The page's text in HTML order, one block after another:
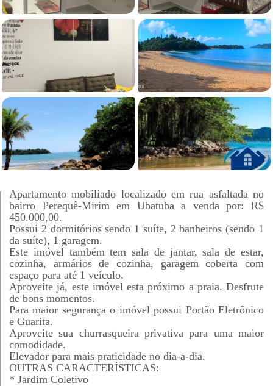
Apartamento mobiliado localizado em rua asfaltada no
bairro Perequê-Mirim em Ubatuba a venda por: R$
450.000,00.
Possui 2 dormitórios sendo 1 suíte, 2 banheiros (sendo 1
da suíte), 1 garagem.
Este imóvel também tem sala de jantar, sala de estar,
cozinha, armários de cozinha, garagem coberta com
espaço para até 1 veículo.
Aproveite já, este imóvel esta próximo a praia. Desfrute
de bons momentos.
Para maior segurança o imóvel possui Portão Eletrônico
e Guarita.
Aproveite sua churrasqueira privativa para uma maior
comodidade.
Elevador para mais praticidade no dia-a-dia.
OUTRAS CARACTERÍSTICAS:
* Jardim Coletivo